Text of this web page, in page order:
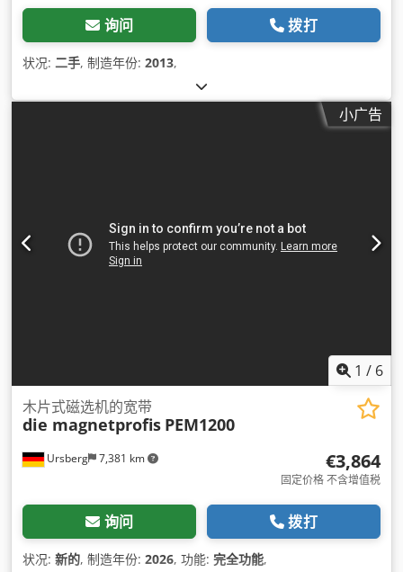
询问 拨打
状况: 二手, 制造年份: 2013,
小广告
1 / 6
Ursberg 7,381 km
木片式磁选机的宽带
die magnetprofis PEM1200
€3,864
固定价格 不含增值税
询问 拨打
状况: 新的, 制造年份: 2026, 功能: 完全功能,